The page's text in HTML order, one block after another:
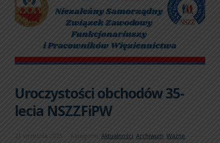
Uroczystości obchodów 35-
lecia NSZZFiPW
21 września 2025 Kategorie: Aktualności, Archiwum Ważne